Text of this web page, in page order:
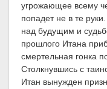
угрожающее всему
попадет не в те
над будущим и
прошлого Итана
смертельная гонка
Столкнувшись с
Итан вынужден